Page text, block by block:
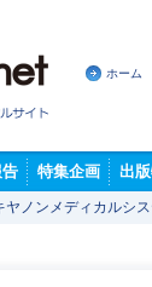
ホーム
特集企画 出
ヤノンメディカルシ